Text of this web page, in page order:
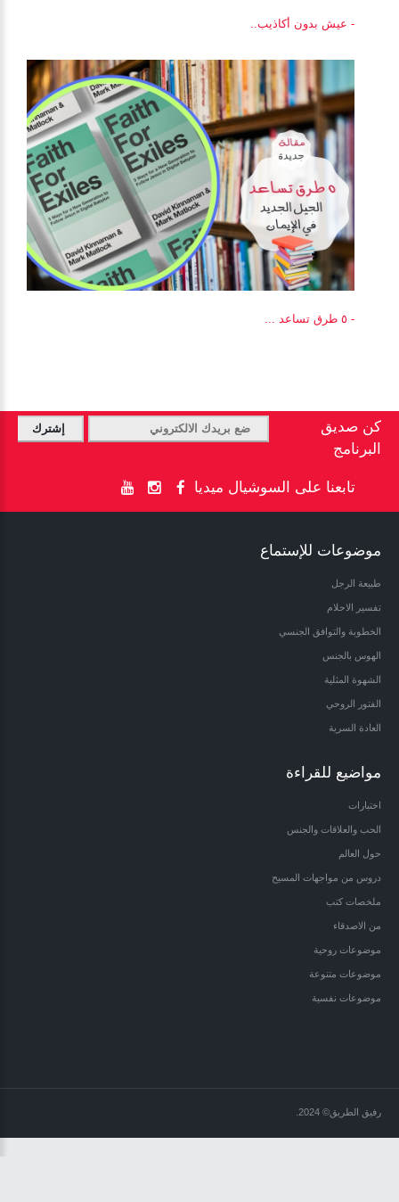
- عيش بدون أكاذيب..
- ٥ طرق تساعد ...
كن صديق
البرنامج
تابعنا على السوشيال ميديا
موضوعات للإستماع
طبيعة الرجل
تفسير الاحلام
الخطوبة والتوافق الجنسي
الهوس بالجنس
الشهوة المثلية
الفتور الروحي
العادة السرية
مواضيع للقراءة
اختبارات
الحب والعلاقات والجنس
حول العالم
دروس من مواجهات المسيح
ملخصات كتب
من الاصدقاء
موضوعات روحية
موضوعات متنوعة
موضوعات نفسية
رفيق الطريق ©
2024